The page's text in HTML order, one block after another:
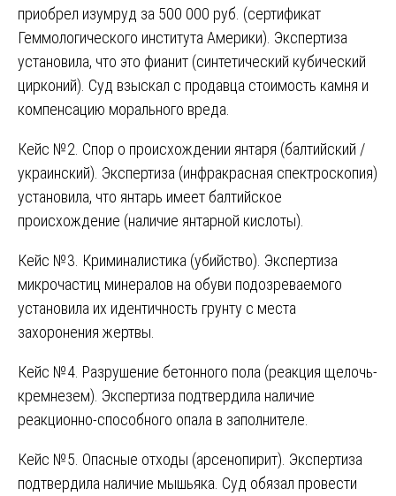
приобрел изумруд за 500 000 руб. (сертификат
Геммологического института Америки). Экспертиза
установила, что это фианит (синтетический кубический
цирконий). Суд взыскал с продавца стоимость камня и
компенсацию морального вреда.
Кейс №2. Спор о происхождении янтаря (балтийский /
украинский). Экспертиза (инфракрасная спектроскопия)
установила, что янтарь имеет балтийское
происхождение (наличие янтарной кислоты).
Кейс №3. Криминалистика (убийство). Экспертиза
микрочастиц минералов на обуви подозреваемого
установила их идентичность грунту с места
захоронения жертвы.
Кейс №4. Разрушение бетонного пола (реакция щелочь-
кремнезем). Экспертиза подтвердила наличие
реакционно-способного опала в заполнителе.
Кейс №5. Опасные отходы (арсенопирит). Экспертиза
подтвердила наличие мышьяка. Суд обязал провести